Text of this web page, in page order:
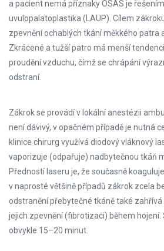
a pacient nemá příznaky OSAS je
uvulopalatoplastika (LAUP). Cílem
zpevnění ochablých tkání měkkého patra
Zkrácené a tužší patro má menší
proudění vzduchu, čímž se chrápání
odstraní.
Zákrok se provádí v lokální anestézii
není dávivý, v opačném případě je nutná
klinice chirurg využívá diodový vláknový
vaporizuje (odpařuje) nadbytečnou tkáň
Předností laseru je, že současně
v naprosté většině případů zákrok zcela
odstranění přebytečné tkáně také zahřívá
jejich zpevnění (fibrotizaci) během
obvykle 15–20 minut.